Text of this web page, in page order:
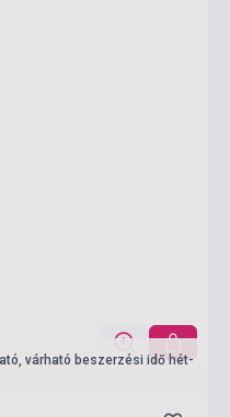
várható beszerzési idő hét-